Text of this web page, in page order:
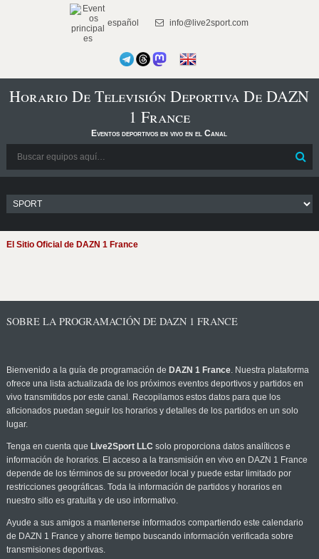
español info@live2sport.com
Horario De Televisión Deportiva De DAZN
1 France
Eventos deportivos en vivo en el Canal
El Sitio Oficial de DAZN 1 France
SOBRE LA PROGRAMACIÓN DE DAZN 1 FRANCE
Bienvenido a la guía de programación de DAZN 1 France. Nuestra plataforma
ofrece una lista actualizada de los próximos eventos deportivos y partidos en
vivo transmitidos por este canal. Recopilamos estos datos para que los
aficionados puedan seguir los horarios y detalles de los partidos en un solo
lugar.
Tenga en cuenta que Live2Sport LLC solo proporciona datos analíticos e
información de horarios. El acceso a la transmisión en vivo en DAZN 1 France
depende de los términos de su proveedor local y puede estar limitado por
restricciones geográficas. Toda la información de partidos y horarios en
nuestro sitio es gratuita y de uso informativo.
Ayude a sus amigos a mantenerse informados compartiendo este calendario
de DAZN 1 France y ahorre tiempo buscando información verificada sobre
transmisiones deportivas.